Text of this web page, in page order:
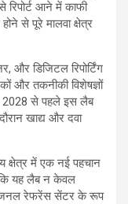
आने में काफी
से पूरे मालवा क्षेत्र
और डिजिटल रिपोर्टिंग
और तकनीकी विशेषज्ञों
2028 से पहले इस लैब
खाद्य और दवा
क्षेत्र में एक नई पहचान
कि यह लैब न केवल
रेफरेंस सेंटर के रूप